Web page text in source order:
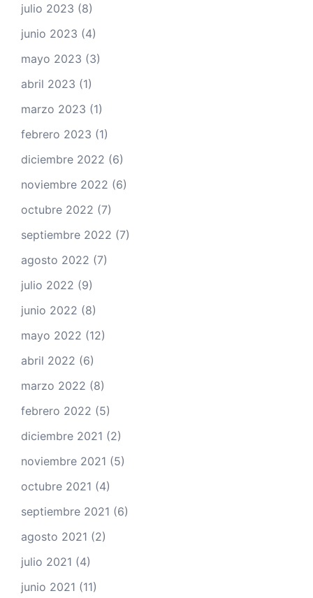
julio 2023 (8)
junio 2023 (4)
mayo 2023 (3)
abril 2023 (1)
marzo 2023 (1)
febrero 2023 (1)
diciembre 2022 (6)
noviembre 2022 (6)
octubre 2022 (7)
septiembre 2022 (7)
agosto 2022 (7)
julio 2022 (9)
junio 2022 (8)
mayo 2022 (12)
abril 2022 (6)
marzo 2022 (8)
febrero 2022 (5)
diciembre 2021 (2)
noviembre 2021 (5)
octubre 2021 (4)
septiembre 2021 (6)
agosto 2021 (2)
julio 2021 (4)
junio 2021 (11)